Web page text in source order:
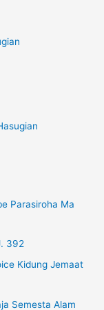
Parasiroha Ma
392
Kidung Jemaat
Semesta Alam